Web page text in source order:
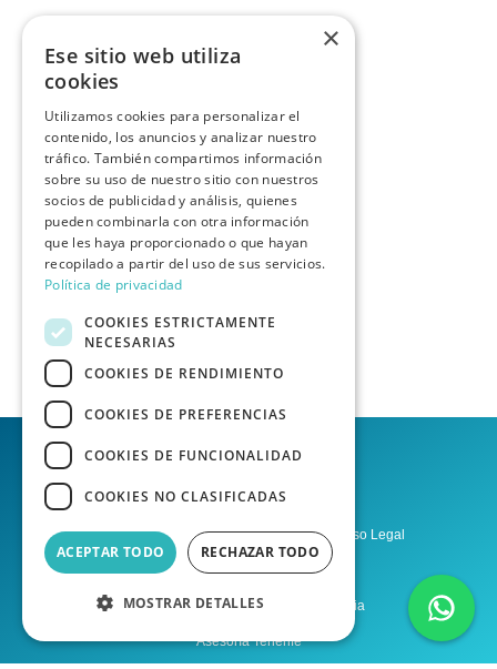
Política de privacidad Aviso Legal
Condiciones del Servicio
Asesoría Las Palmas de Gran Canaria
Asesoría Tenerife
×
Ese sitio web utiliza
cookies
Utilizamos cookies para personalizar el
contenido, los anuncios y analizar nuestro
tráfico. También compartimos información
sobre su uso de nuestro sitio con nuestros
socios de publicidad y análisis, quienes
pueden combinarla con otra información
que les haya proporcionado o que hayan
recopilado a partir del uso de sus servicios.
Política de privacidad
COOKIES ESTRICTAMENTE
NECESARIAS
COOKIES DE RENDIMIENTO
COOKIES DE PREFERENCIAS
COOKIES DE FUNCIONALIDAD
COOKIES NO CLASIFICADAS
ACEPTAR TODO RECHAZAR TODO
MOSTRAR DETALLES